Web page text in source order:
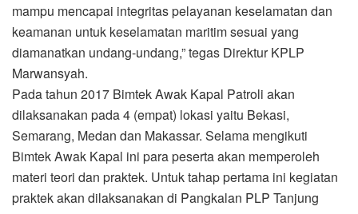
mampu mencapai integritas pelayanan keselamatan dan
keamanan untuk keselamatan maritim sesuai yang
diamanatkan undang-undang,” tegas Direktur KPLP
Marwansyah.
Pada tahun 2017 Bimtek Awak Kapal Patroli akan
dilaksanakan pada 4 (empat) lokasi yaitu Bekasi,
Semarang, Medan dan Makassar. Selama mengikuti
Bimtek Awak Kapal ini para peserta akan memperoleh
materi teori dan praktek. Untuk tahap pertama ini kegiatan
praktek akan dilaksanakan di Pangkalan PLP Tanjung